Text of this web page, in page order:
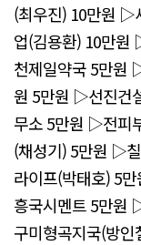
(최우진) 10만원 ▷
업(김용환) 10만
천제일약국 5만원
원 5만원 ▷선진건
무소 5만원 ▷전피
(채성기) 5만원 ▷
라이프(박태호) 5
흥국시멘트 5만원
구미형곡지국(방